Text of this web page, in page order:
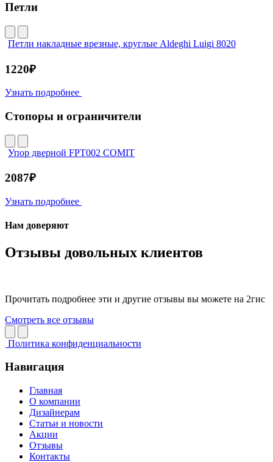
Петли
Петли накладные врезные, круглые Aldeghi Luigi 8020
1220₽
Узнать подробнее
Стопоры и ограничители
Упор дверной FPT002 COMIT
2087₽
Узнать подробнее
Нам доверяют
Отзывы довольных клиентов
Прочитать подробнее эти и другие отзывы вы можете на 2гис
Смотреть все отзывы
Политика конфиденциальности
Навигация
Главная
О компании
Дизайнерам
Статьи и новости
Акции
Отзывы
Контакты